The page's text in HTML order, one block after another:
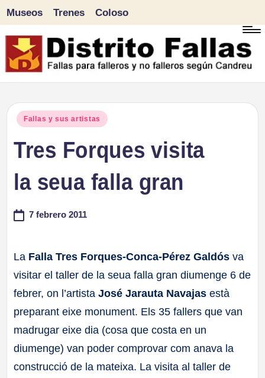
Saltar
al
Museos Trenes Coloso
Publicado
Fallas y sus artistas
Tres Forques visita
la seua falla gran
7 febrero 2011
La Falla Tres Forques-Conca-Pérez Galdós va
visitar el taller de la seua falla gran diumenge 6 de
febrer, on l’artistaJosé Jarauta Navajasestà
preparant eixe monument. Els 35 fallers que van
madrugar eixe dia (cosa que costa en un
diumenge) van poder comprovar com anava la
construcció de la mateixa. La visita al taller de